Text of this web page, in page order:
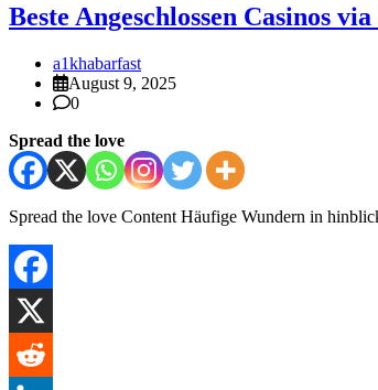
Beste Angeschlossen Casinos
a1khabarfast
August 9, 2025
0
Spread the love
Spread the love Content Häufige Wundern in